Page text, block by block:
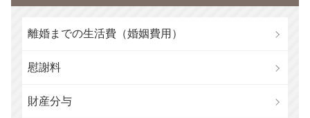
離婚までの生活費（婚姻費用）
慰謝料
財産分与